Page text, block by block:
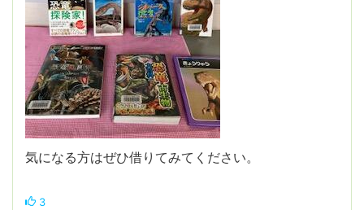
気になる方はぜひ借りてみてください。
3